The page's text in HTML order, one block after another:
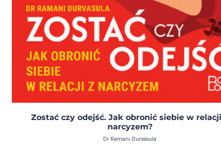
Zostać czy odejść. Jak obronić siebie w
narcyzem?
Dr Ramani Durvasula